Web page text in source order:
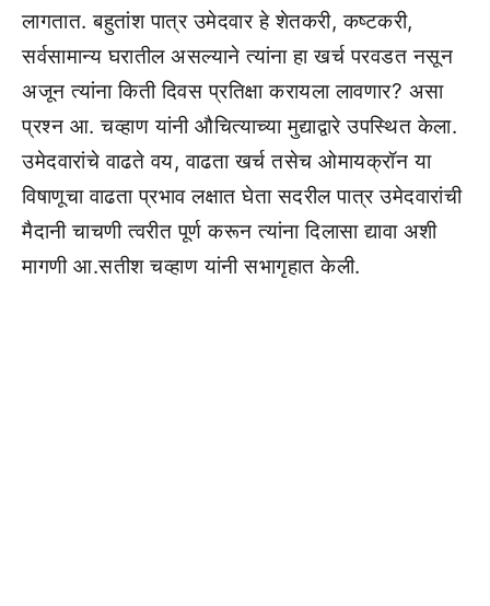
लागतात. बहुतांश पात्र उमेदवार हे शेतकरी, कष्टकरी,
सर्वसामान्य घरातील असल्याने त्यांना हा खर्च परवडत नसून
अजून त्यांना किती दिवस प्रतिक्षा करायला लावणार? असा
प्रश्न आ. चव्हाण यांनी औचित्याच्या मुद्याद्वारे उपस्थित केला.
उमेदवारांचे वाढते वय, वाढता खर्च तसेच ओमायक्रॉन या
विषाणूचा वाढता प्रभाव लक्षात घेता सदरील पात्र उमेदवारांची
मैदानी चाचणी त्वरीत पूर्ण करून त्यांना दिलासा द्यावा अशी
मागणी आ.सतीश चव्हाण यांनी सभागृहात केली.